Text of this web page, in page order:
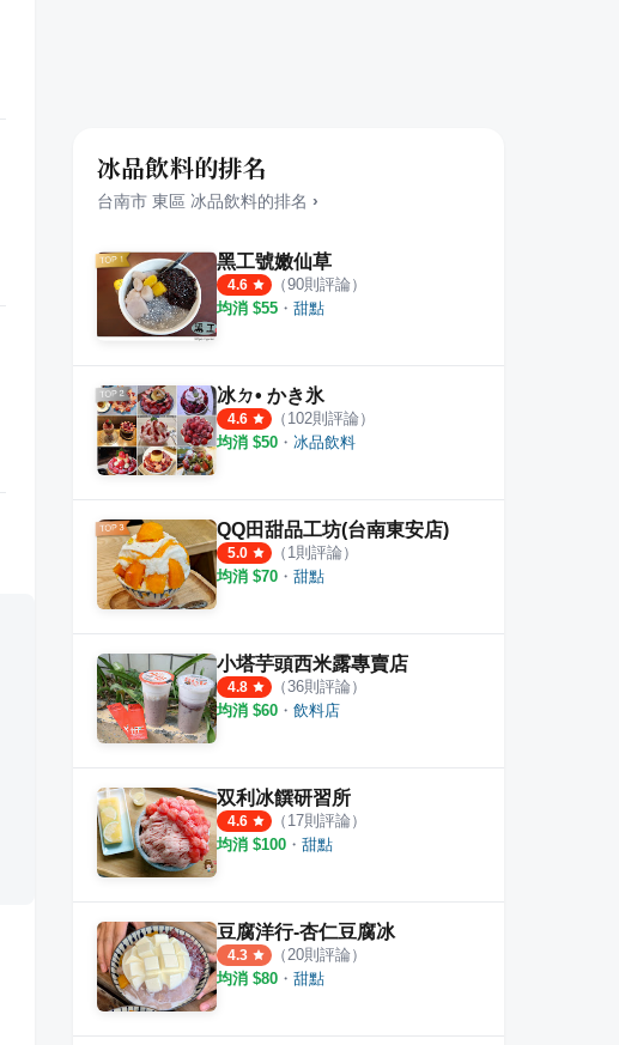
冰品飲料的排名
台南市 東區 冰品飲料的排名 ›
黑工號嫩仙草
4.6 （90則評論）
均消 $55 ・ 甜點
冰ㄉ• かき氷
4.6 （ 102則評論）
均消 $50 ・ 冰品飲料
QQ田甜品工坊(台南東安店)
5.0 （ 1 則評論）
均消 $70 ・ 甜點
小塔芋頭西米露專賣店
4.8 （36則評論）
均消 $60 ・ 飲料店
双利冰饌研習所
4.6 （ 17則評論）
均消 $100 ・ 甜點
豆腐洋行-杏仁豆腐冰
4.3 （ 20則評論）
均消 $80 ・ 甜點